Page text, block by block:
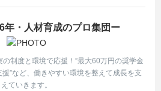
nikken_construction/
年・人材育成のプロ集団ー
制度と環境で応援！”最大60万円の奨学金
援”など、働きやすい環境を整えて成長を支
えていきます。